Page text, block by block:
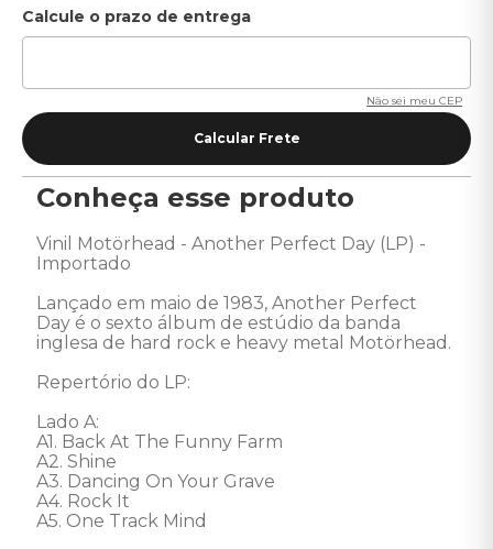
Não sei meu CEP
Conheça esse produto
Vinil Motörhead - Another Perfect Day (LP) -
Importado
Lançado em maio de 1983, Another Perfect
Day é o sexto álbum de estúdio da banda
inglesa de hard rock e heavy metal Motörhead.
Repertório do LP:
Lado A:
A1. Back At The Funny Farm
A2. Shine
A3. Dancing On Your Grave
A4. Rock It
A5. One Track Mind